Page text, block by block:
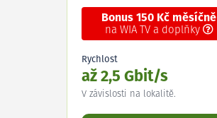
Bonus 150 Kč měsíčně
na WIA TV a doplňky
Rychlost
až 2,5 Gbit/s
V závislosti na lokalitě.